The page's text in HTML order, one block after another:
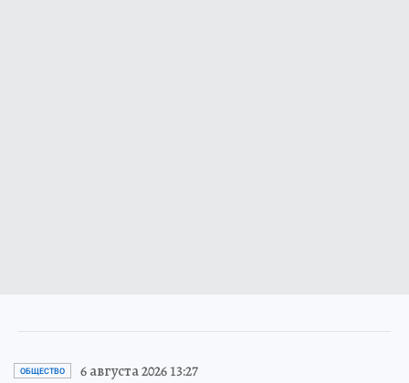
ОБЩЕСТВО 6 августа 2026 13:27